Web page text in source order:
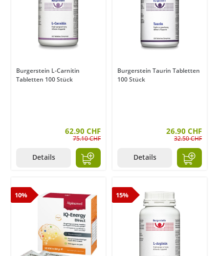
Burgerstein L-Carnitin
Tabletten 100 Stück
62.90 CHF
75.10 CHF
Details
Burgerstein Taurin Tabletten
100 Stück
26.90 CHF
32.50 CHF
Details
10% 15%